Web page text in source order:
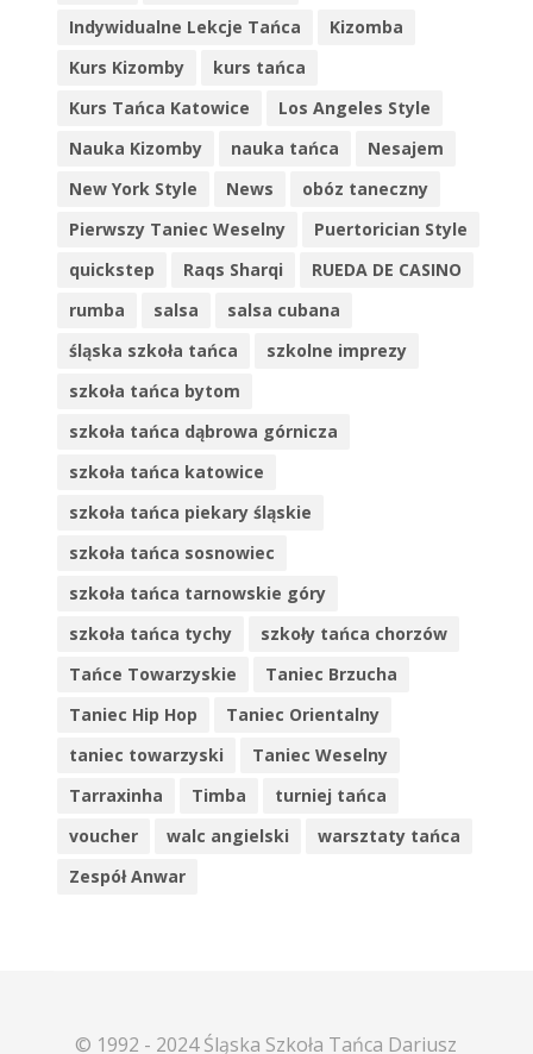
Indywidualne Lekcje Tańca
Kizomba
Kurs Kizomby
kurs tańca
Kurs Tańca Katowice
Los Angeles Style
Nauka Kizomby
nauka tańca
Nesajem
New York Style
News
obóz taneczny
Pierwszy Taniec Weselny
Puertorician Style
quickstep
Raqs Sharqi
RUEDA DE CASINO
rumba
salsa
salsa cubana
śląska szkoła tańca
szkolne imprezy
szkoła tańca bytom
szkoła tańca dąbrowa górnicza
szkoła tańca katowice
szkoła tańca piekary śląskie
szkoła tańca sosnowiec
szkoła tańca tarnowskie góry
szkoła tańca tychy
szkoły tańca chorzów
Tańce Towarzyskie
Taniec Brzucha
Taniec Hip Hop
Taniec Orientalny
taniec towarzyski
Taniec Weselny
Tarraxinha
Timba
turniej tańca
voucher
walc angielski
warsztaty tańca
Zespół Anwar
© 1992 - 2024 Śląska Szkoła Tańca Dariusz